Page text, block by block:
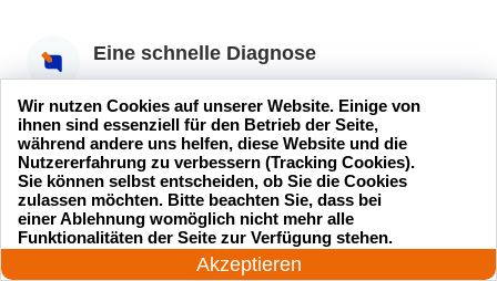
Eine schnelle Diagnose
Bedürfnisse und unterbreitet Ihnen dann ein
kostenloses Angebot.
Eine hochwertige Intervention
Wenn Sie das Angebot annehmen, wird unser
Schlüsseldienst den Eingriff so schnell wie möglich
24 Stunden am Tag
Akzeptieren
Wir nutzen Cookies auf unserer Website. Einige von
ihnen sind essenziell für den Betrieb der Seite,
während andere uns helfen, diese Website und die
Nutzererfahrung zu verbessern (Tracking Cookies).
Sie können selbst entscheiden, ob Sie die Cookies
zulassen möchten. Bitte beachten Sie, dass bei
einer Ablehnung womöglich nicht mehr alle
Funktionalitäten der Seite zur Verfügung stehen.